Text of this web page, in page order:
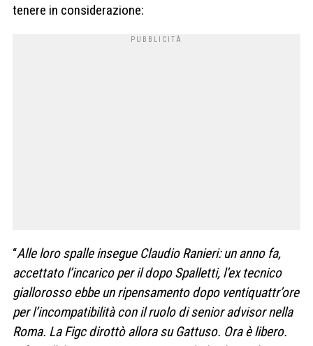
tenere in considerazione:
“Alle loro spalle inse­gue Clau­dio Ranieri: un anno fa,
accet­tato l’inca­rico per il dopo Spal­letti, l’ex tec­nico
gial­lo­rosso ebbe un ripen­sa­mento dopo ven­ti­quattr’ore
per l’incom­pa­ti­bi­lità con il ruolo di senior advi­sor nella
Roma. La Figc dirottò allora su Gat­tuso. Ora è libero.